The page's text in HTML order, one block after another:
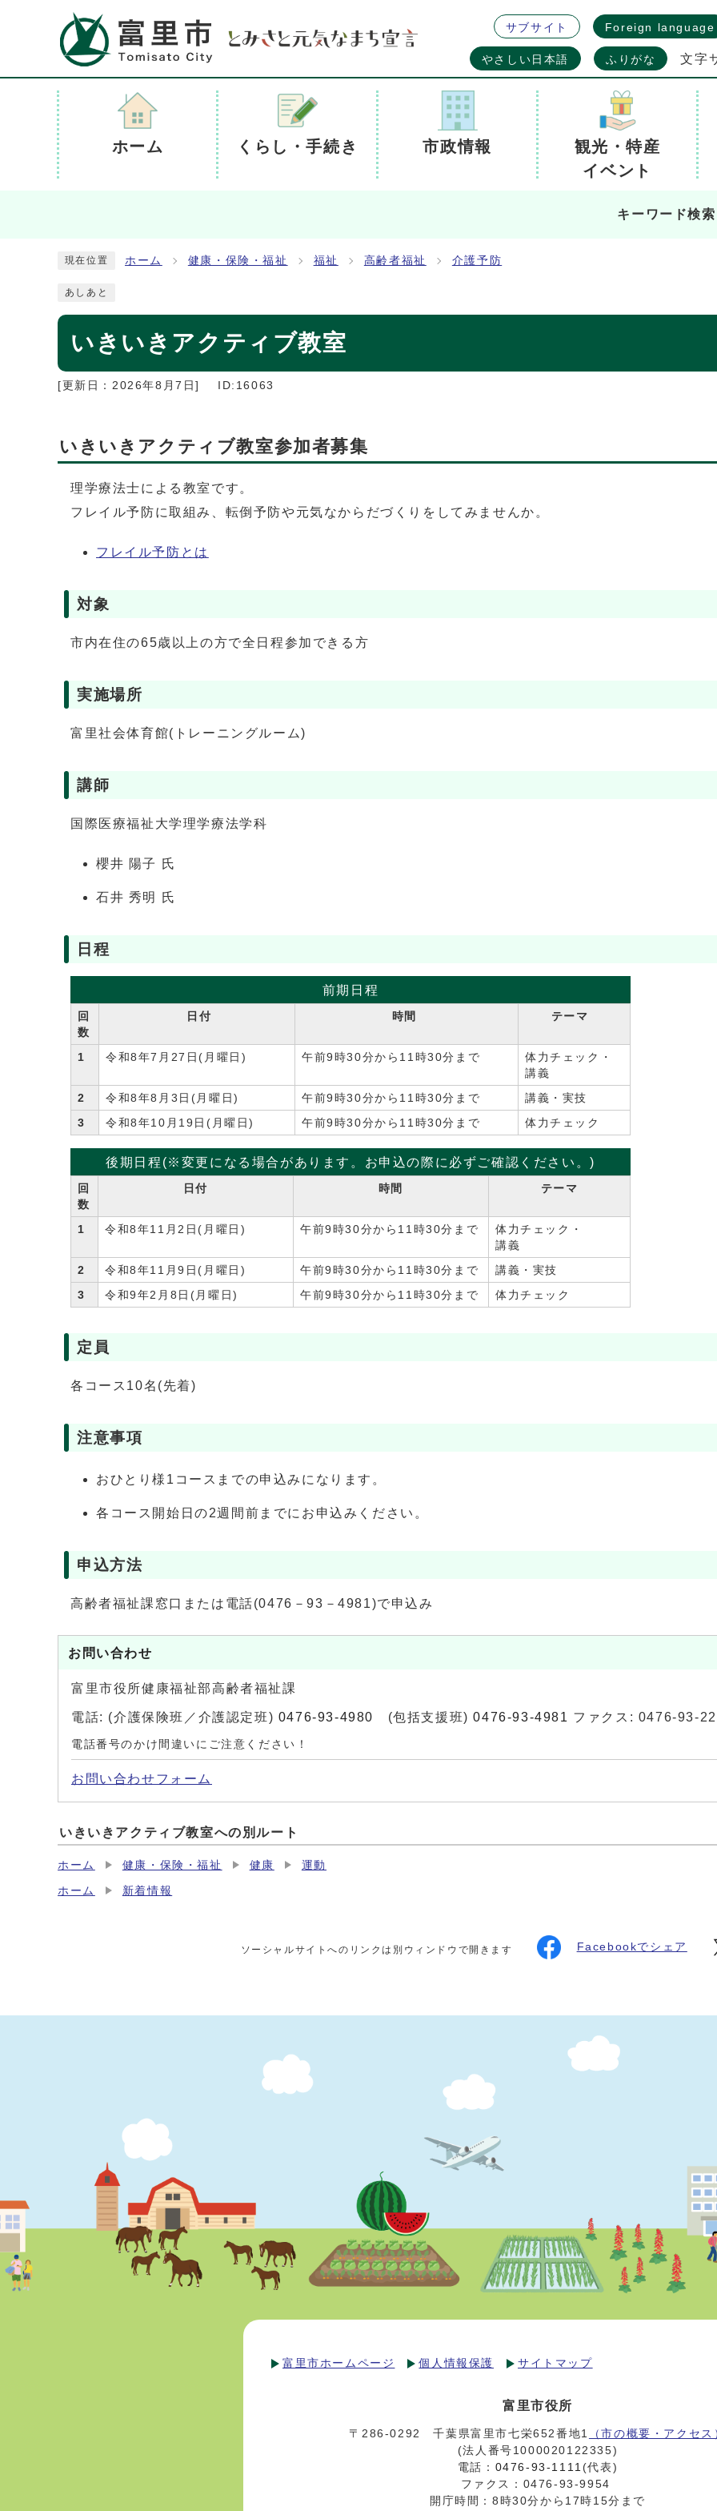
サブサイト Foreign language
やさしい日本語 ふりがな 文字
ホーム くらし・手続き 市政情報
観光・特産
イベント
キーワード検索
現在位置 ホーム 健康・保険・福祉 福祉 高齢者福祉 介護予防
あしあと
いきいきアクティブ教室
[更新日： 2026年8月7日] ID:16063
いきいきアクティブ教室参加者募集
理学療法士による教室です。
フレイル予防に取組み、転倒予防や元気なからだづくりをしてみませんか。
フレイル予防とは
対象
市内在住の65歳以上の方で全日程参加できる方
実施場所
富里社会体育館(トレーニングルーム)
講師
国際医療福祉大学理学療法学科
櫻井 陽子 氏
石井 秀明 氏
日程
前期日程
回
数
日付 時間 テーマ
1 令和8年7月27日(月曜日) 午前9時30分から11時30分まで
体力チェック・
講義
2 令和8年8月3日(月曜日) 午前9時30分から11時30分まで 講義・実技
3 令和8年10月19日(月曜日) 午前9時30分から11時30分まで 体力チェック
後期日程(※変更になる場合があります。お申込の際に必ずご確認ください。)
回
数
日付 時間 テーマ
1 令和8年11月2日(月曜日) 午前9時30分から11時30分まで
体力チェック・
講義
2 令和8年11月9日(月曜日) 午前9時30分から11時30分まで 講義・実技
3 令和9年2月8日(月曜日) 午前9時30分から11時30分まで 体力チェック
定員
各コース10名(先着)
注意事項
おひとり様1コースまでの申込みになります。
各コース開始日の2週間前までにお申込みください。
申込方法
高齢者福祉課窓口または電話(0476－93－4981)で申込み
お問い合わせ
富里市役所健康福祉部高齢者福祉課
電話: (介護保険班／介護認定班) 0476-93-4980 (包括支援班)0476-93-4981 ファクス: 0476-93-
電話番号のかけ間違いにご注意ください！
お問い合わせフォーム
いきいきアクティブ教室への別ルート
ホーム 健康・保険・福祉 健康 運動
ホーム 新着情報
ソーシャルサイトへのリンクは別ウィンドウで開きます Facebookでシェア
富里市ホームページ 個人情報保護 サイトマップ
富里市役所
〒286-0292 千葉県富里市七栄652番地1
（市の概要・アクセス
(法人番号1000020122335)
電話： 0476-93-1111 (代表)
ファクス：0476-93-9954
開庁時間：8時30分から17時15分まで